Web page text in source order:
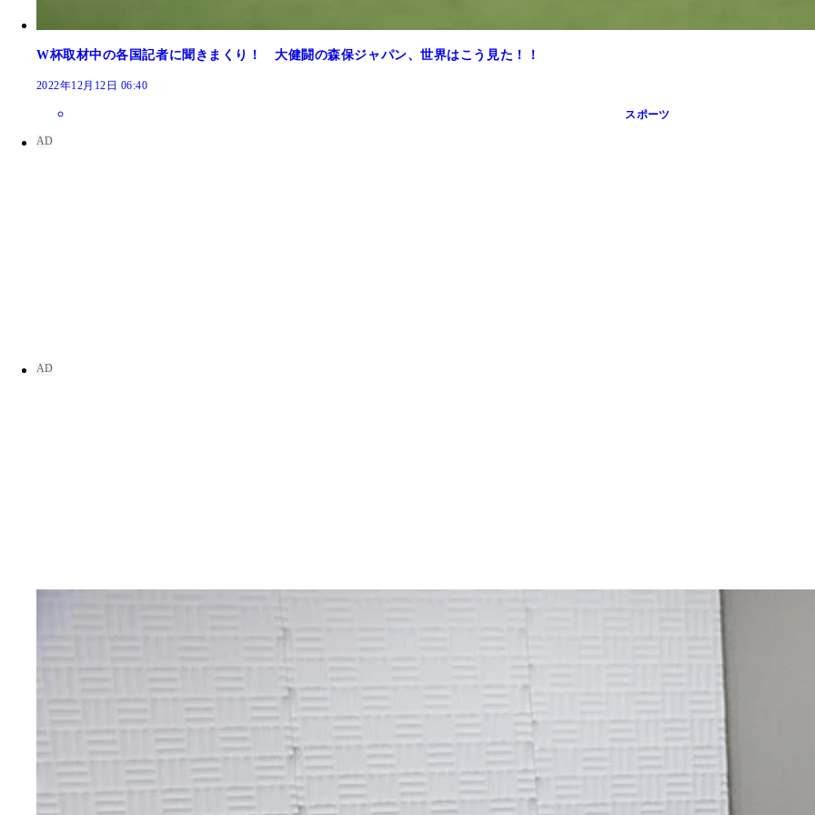
メディアセンター内にあるカフェのビリヤニ。Ｗ杯ならではの価格設定、円安の影響もあって約2600円と高額だ
W杯取材中の各国記者に聞きまくり！ 大健闘の森保ジャパン、世界はこう見た！！
2022年12月12日 06:40
スポーツ